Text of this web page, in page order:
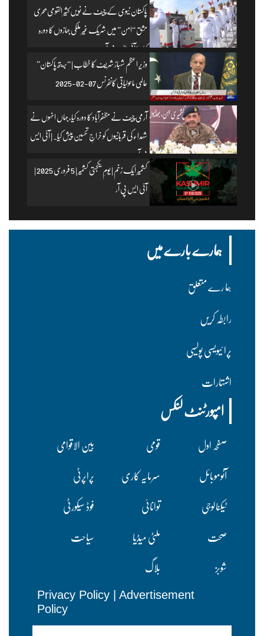
پاکستان نیوی کے چیف نے نویں کثیر القومی بحری
مشق “امن” میں شریک غیر ملکی جہازوں کا دورہ
کیا۔ | آئی ایس پی آر
وزیرِ اعظم شہباز شریف کا خطاب | “بریتھ پاکستان”
عالمی ماحولیاتی کانفرنس 07-02-2025
آرمی چیف نے مظفرآباد کا دورہ کیا، جہاں انہوں نے
شہداء کی قربانیوں کو خراجِ تحسین پیش کیا۔ | آئی ایس
پی آر
کشمیر ایک زخم | یومِ یکجہتی کشمیر | 5 فروری 2025 |
آئی ایس پی آر
ہمارے بارے میں
ہما رے متعلق
رابطہ کریں
پرا ئیویسی پولسیی
اشتہارات
امپورٹنٹ لنکس
صفحہ اول قومی
بین الاقوامی
آٹوموبائل
سرمایہ کاری
پراپرٹی
ٹیکنالوجی
توانائی
فوڈ سیکورٹی
صحت
ملٹی میڈیا
سیاحت
شوبز
بلاگ
Privacy Policy
Advertisement
Policy